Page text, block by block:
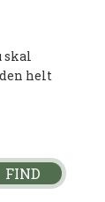
skal
helt
FIND